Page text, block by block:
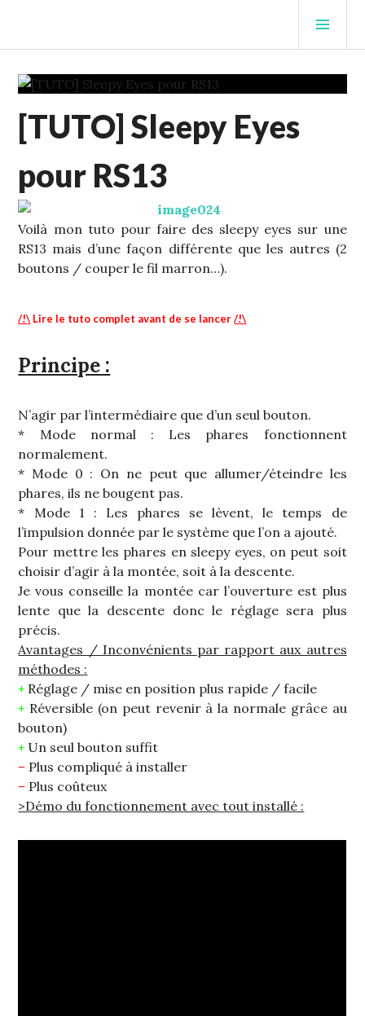
contenu
STUFFCC'S BLOG
INFOS,
1,
S13
[TUTO] Sleepy Eyes
pour RS13
Voilà mon tuto pour faire des sleepy eyes sur une
RS13 mais d’une façon différente que les autres (2
boutons / couper le fil marron…).
/!\ Lire le tuto complet avant de se lancer/!\
Principe :
N’agir par l’intermédiaire que d’un seul bouton.
* Mode normal : Les phares fonctionnent
normalement.
* Mode 0 : On ne peut que allumer/éteindre les
phares, ils ne bougent pas.
* Mode 1 : Les phares se lèvent, le temps de
l’impulsion donnée par le système que l’on a ajouté.
Pour mettre les phares en sleepy eyes, on peut soit
choisir d’agir à la montée, soit à la descente.
Je vous conseille la montée car l’ouverture est plus
lente que la descente donc le réglage sera plus
précis.
Avantages / Inconvénients par rapport aux autres
méthodes :
+ Réglage / mise en position plus rapide / facile
+ Réversible (on peut revenir à la normale grâce au
bouton)
+ Un seul bouton suffit
– Plus compliqué à installer
– Plus coûteux
>Démo du fonctionnement avec tout installé :